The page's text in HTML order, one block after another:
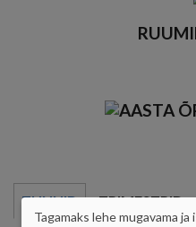
TUNNID TRIMESTRID
Tagamaks lehe mugavama